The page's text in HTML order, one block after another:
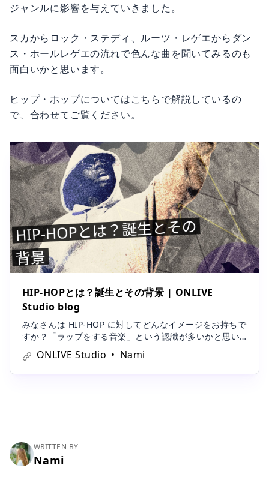
ジャンルに影響を与えていきました。
スカからロック・ステディ、ルーツ・レゲエからダン
ス・ホールレゲエの流れで色んな曲を聞いてみるのも
面白いかと思います。
ヒップ・ホップについてはこちらで解説しているの
で、合わせてご覧ください。
HIP-HOPとは？誕生とその背景 | ONLIVE
Studio blog
みなさんは HIP-HOP に対してどんなイメージをお持ちで
すか？「ラップをする音楽」という認識が多いかと思い
IP-HOP が誕生したその背景について、ご紹介したいと思
います。
ONLIVE Studio Nami
WRITTEN BY
Nami